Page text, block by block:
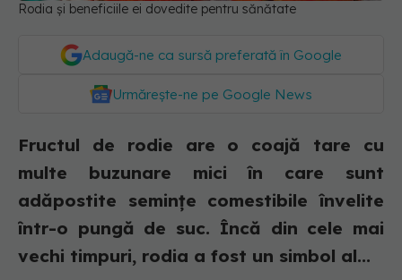
Rodia și beneficiile ei dovedite pentru sănătate
Adaugă-ne ca sursă preferată în Google
Urmărește-ne pe Google News
Fructul de rodie are o coajă tare cu
multe buzunare mici în care sunt
adăpostite semințe comestibile învelite
într-o pungă de suc. Încă din cele mai
vechi timpuri, rodia a fost un simbol al...